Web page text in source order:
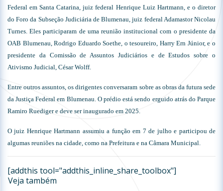
Federal em Santa Catarina, juiz federal Henrique Luiz Hartmann, e o diretor
do Foro da Subseção Judiciária de Blumenau, juiz federal Adamastor Nicolau
Turnes. Eles participaram de uma reunião institucional com o presidente da
OAB Blumenau, Rodrigo Eduardo Soethe, o tesoureiro, Harry Ern Júnior, e o
presidente da Comissão de Assuntos Judiciários e de Estudos sobre o
Ativismo Judicial, César Wolff.
Entre outros assuntos, os dirigentes conversaram sobre as obras da futura sede
da Justiça Federal em Blumenau. O prédio está sendo erguido atrás do Parque
Ramiro Ruediger e deve ser inaugurado em 2025.
O juiz Henrique Hartmann assumiu a função em 7 de julho e participou de
algumas reuniões na cidade, como na Prefeitura e na Câmara Municipal.
[addthis tool="addthis_inline_share_toolbox"]
Veja também